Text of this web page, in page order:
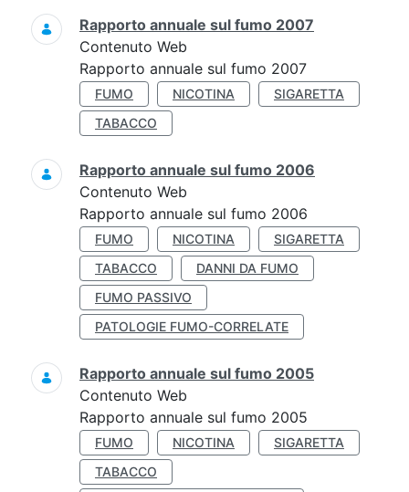
Rapporto annuale sul fumo 2007
Contenuto Web
Rapporto annuale sul fumo 2007
FUMO NICOTINA
SIGARETTA
TABACCO
Rapporto annuale sul fumo 2006
Contenuto Web
Rapporto annuale sul fumo 2006
FUMO NICOTINA
SIGARETTA
TABACCO
DANNI DA FUMO
FUMO PASSIVO
PATOLOGIE FUMO-CORRELATE
Rapporto annuale sul fumo 2005
Contenuto Web
Rapporto annuale sul fumo 2005
FUMO NICOTINA
SIGARETTA
TABACCO